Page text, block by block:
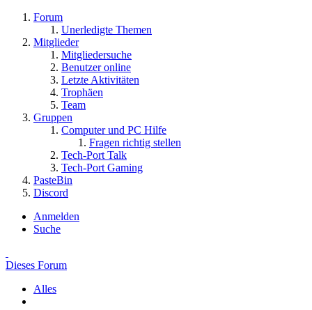
Forum
Unerledigte Themen
Mitglieder
Mitgliedersuche
Benutzer online
Letzte Aktivitäten
Trophäen
Team
Gruppen
Computer und PC Hilfe
Fragen richtig stellen
Tech-Port Talk
Tech-Port Gaming
PasteBin
Discord
Anmelden
Suche
Dieses Forum
Alles